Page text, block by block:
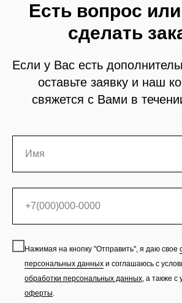
Есть вопрос
сделать
Если у Вас есть
оставьте заявку и наш
свяжется с Вами в
Нажимая на кнопку "Отправить", я даю свое
персональных данных и соглашаюсь с
обработки персональных данных, а также с
оферты.